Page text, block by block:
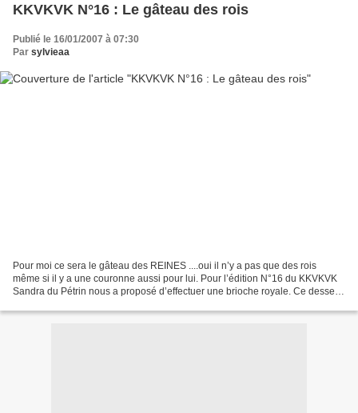
KKVKVK N°16 : Le gâteau des rois
Publié le 16/01/2007 à 07:30
Par sylvieaa
Pour moi ce sera le gâteau des REINES ....oui il n’y a pas que des rois
même si il y a une couronne aussi pour lui. Pour l’édition N°16 du KKVKVK
Sandra du Pétrin nous a proposé d’effectuer une brioche royale. Ce dessert